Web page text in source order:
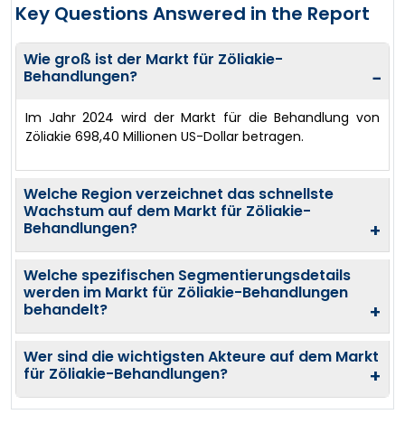
Key Questions Answered in the Report
Wie groß ist der Markt für Zöliakie-
Behandlungen?
−
Im Jahr 2024 wird der Markt für die Behandlung von
Zöliakie 698,40 Millionen US-Dollar betragen.
Welche Region verzeichnet das schnellste
Wachstum auf dem Markt für Zöliakie-
Behandlungen?
+
Welche spezifischen Segmentierungsdetails
werden im Markt für Zöliakie-Behandlungen
behandelt?
+
Wer sind die wichtigsten Akteure auf dem Markt
für Zöliakie-Behandlungen?
+